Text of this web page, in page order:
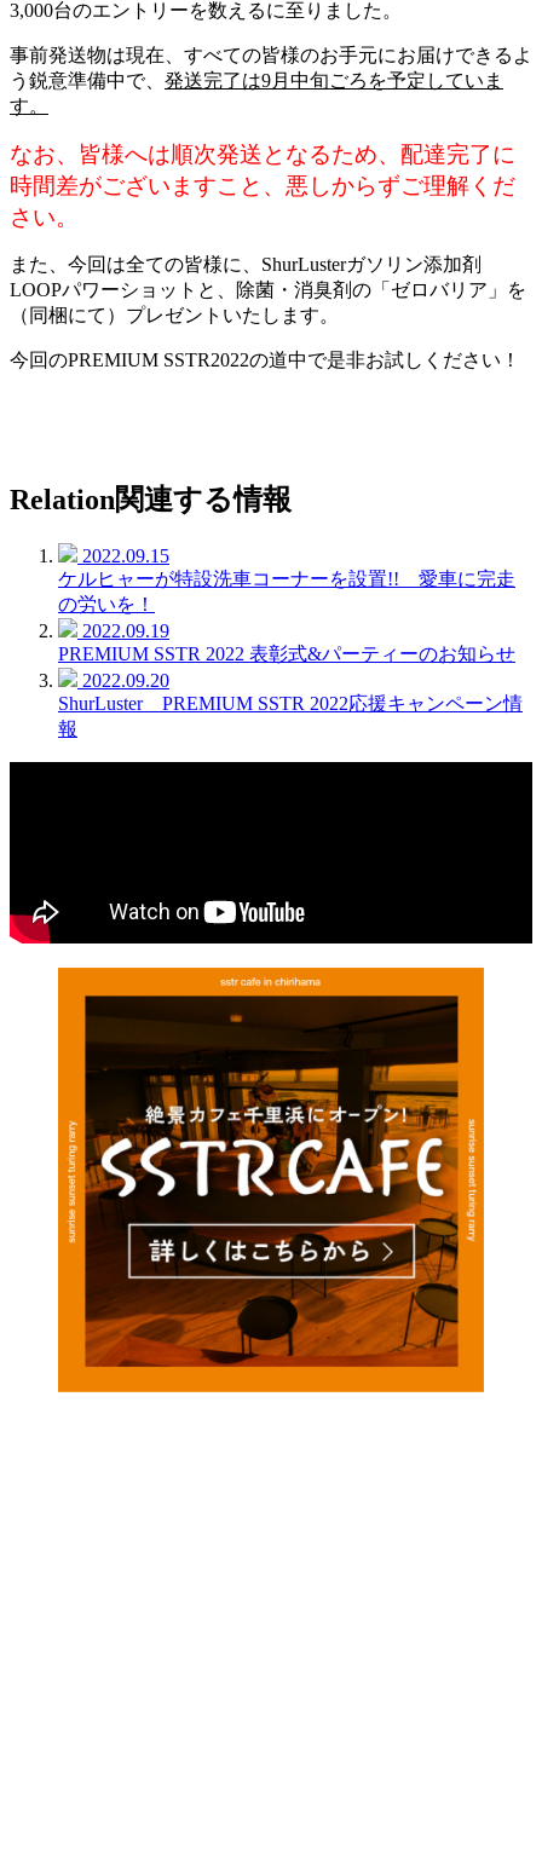
3,000台のエントリーを数えるに至りました。
事前発送物は現在、すべての皆様のお手元にお届けできるよ
う鋭意準備中で、 発送完了は9月中旬ごろを予定していま
す。
なお、皆様へは順次発送となるため、配達完了に
時間差がございますこと、悪しからずご理解くだ
さい。
また、今回は全ての皆様に、ShurLusterガソリン添加剤
LOOPパワーショットと、除菌・消臭剤の「ゼロバリア」を
（同梱にて）プレゼントいたします。
今回のPREMIUM SSTR2022の道中で是非お試しください！
Relation関連する情報
2022.09.15
ケルヒャーが特設洗車コーナーを設置!! 愛車に完走
の労いを！
2022.09.19
PREMIUM SSTR 2022 表彰式&パーティーのお知らせ
2022.09.20
ShurLuster PREMIUM SSTR 2022応援キャンペーン情
報